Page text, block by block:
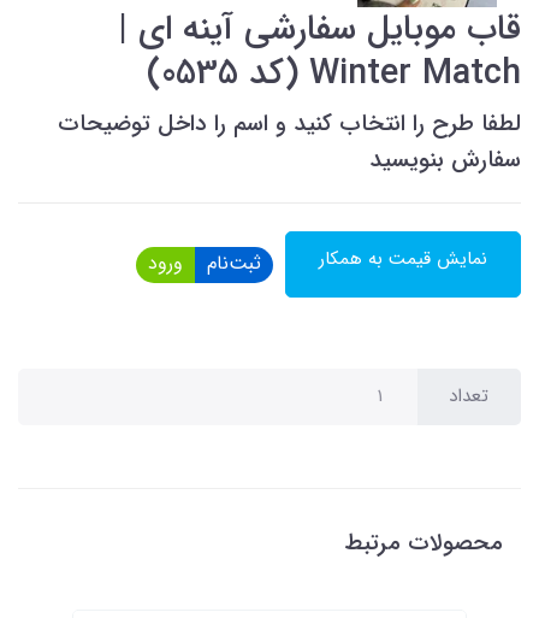
قاب موبایل سفارشی آینه ای |
Winter Match (کد 0535)
لطفا طرح را انتخاب کنید و اسم را داخل توضیحات
سفارش بنویسید
نمایش قیمت به همکار ثبت‌نام ورود
تعداد
محصولات مرتبط